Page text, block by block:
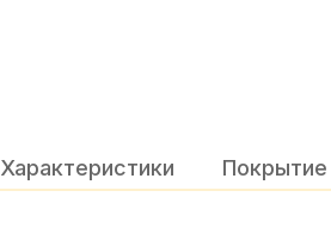
Характеристики Покрытие